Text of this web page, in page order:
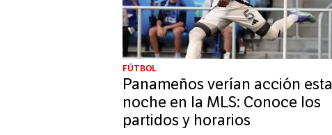
FÚTBOL
Panameños verían acción esta
noche en la MLS: Conoce los
partidos y horarios